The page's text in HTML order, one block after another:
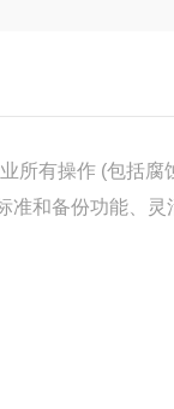
所有操作 (包括
和备份功能、